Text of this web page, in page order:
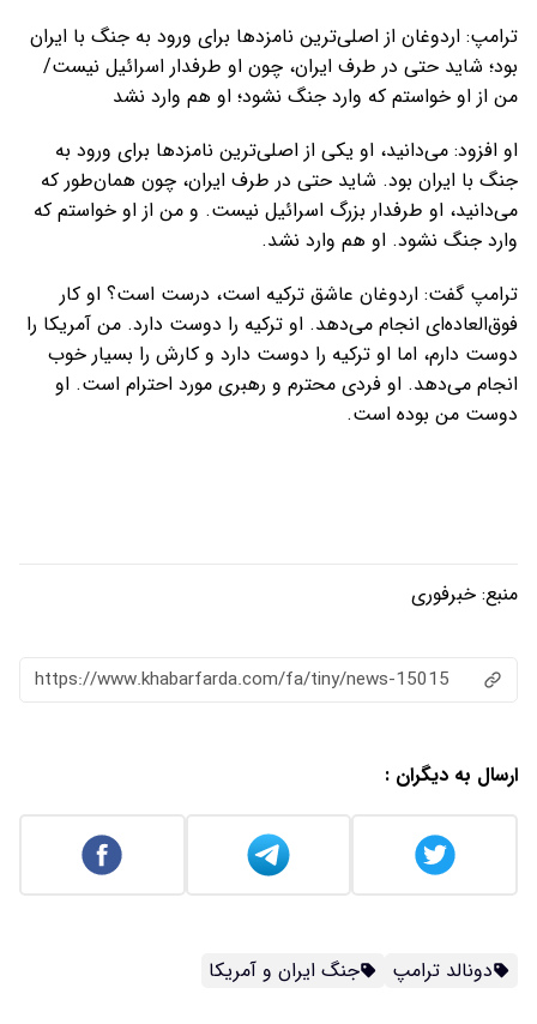
ترامپ: اردوغان از اصلی‌ترین نامزدها برای ورود به جنگ با ایران
بود؛ شاید حتی در طرف ایران، چون او طرفدار اسرائیل نیست/
من از او خواستم که وارد جنگ نشود؛ او هم وارد نشد
او افزود: می‌دانید، او یکی از اصلی‌ترین نامزدها برای ورود به
جنگ با ایران بود. شاید حتی در طرف ایران، چون همان‌طور که
می‌دانید، او طرفدار بزرگ اسرائیل نیست. و من از او خواستم که
وارد جنگ نشود. او هم وارد نشد.
ترامپ گفت: اردوغان عاشق ترکیه است، درست است؟ او کار
فوق‌العاده‌ای انجام می‌دهد. او ترکیه را دوست دارد. من آمریکا را
دوست دارم، اما او ترکیه را دوست دارد و کارش را بسیار خوب
انجام می‌دهد. او فردی محترم و رهبری مورد احترام است. او
دوست من بوده است.
منبع: خبرفوری
https://www.khabarfarda.com/fa/tiny/news-15015
ارسال به دیگران :
دونالد ترامپ جنگ ایران و آمریکا